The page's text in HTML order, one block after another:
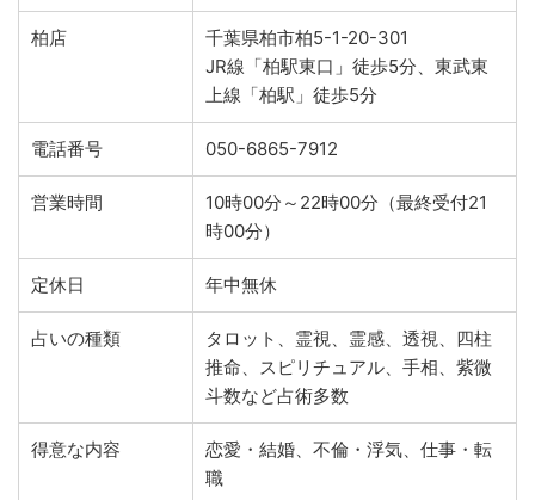
柏店
千葉県柏市柏5-1-20-301
JR線「柏駅東口」徒歩5分、東武東
上線「柏駅」徒歩5分
電話番号 050-6865-7912
営業時間
10時00分～22時00分（最終受付21
時00分）
定休日 年中無休
占いの種類
タロット、霊視、霊感、透視、四柱
推命、スピリチュアル、手相、紫微
斗数など占術多数
得意な内容
恋愛・結婚、不倫・浮気、仕事・転
職